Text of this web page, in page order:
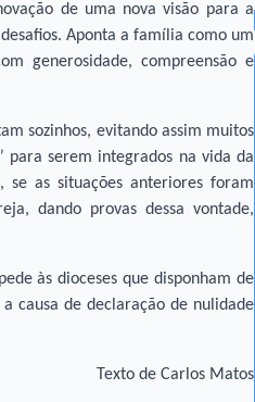
de uma nova visão para a
Aponta a família como um
generosidade, compreensão e
sozinhos, evitando assim muitos
para serem integrados na vida da
as situações anteriores foram
dando provas dessa vontade,
às dioceses que disponham de
causa de declaração de nulidade
Texto de Carlos Matos